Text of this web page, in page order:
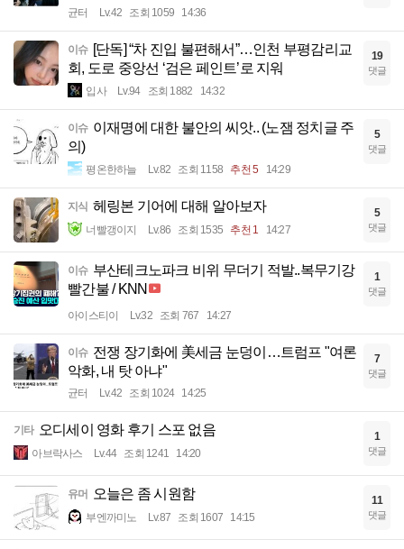
균터 Lv.42 조회 1059 14:36
이슈 [단독] “차 진입 불편해서”…인천 부평감리교
회, 도로 중앙선 ‘검은 페인트’로 지워
입사 Lv.94 조회 1882 14:32
19
댓글
이슈 이재명에 대한 불안의 씨앗.. (노잼 정치글 주
의)
평온한하늘 Lv.82 조회 1158 추천 5 14:29
5
댓글
지식 헤링본 기어에 대해 알아보자
너빨갱이지 Lv.86 조회 1535 추천 1 14:27
5
댓글
이슈 부산테크노파크 비위 무더기 적발..복무기강
빨간불 / KNN
아이스티이 Lv.32 조회 767 14:27
1
댓글
이슈 전쟁 장기화에 美세금 눈덩이…트럼프 "여론
악화, 내 탓 아냐"
균터 Lv.42 조회 1024 14:25
7
댓글
기타 오디세이 영화 후기 스포 없음
아브락사스 Lv.44 조회 1241 14:20
1
댓글
유머 오늘은 좀 시원함
부엔까미노 Lv.87 조회 1607 14:15
11
댓글